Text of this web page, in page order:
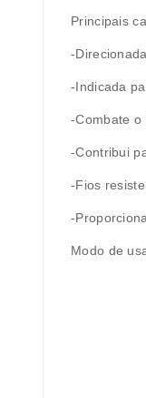
Principais
-
-Indicada
-Combate o
-Contribui
-Fios
-
Modo de